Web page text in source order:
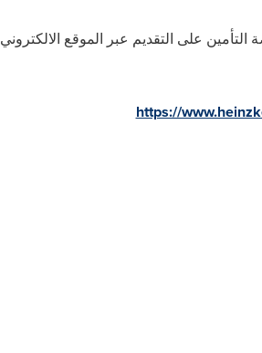
مع أي من الـ57 مطالبة التي تغطيها بوليصة التأمين على التقديم عبر الموقع الالكتروني
https://